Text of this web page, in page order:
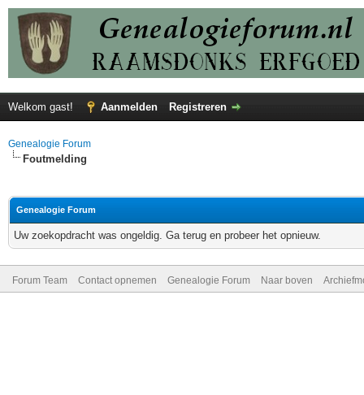
Welkom gast! Aanmelden Registreren
Genealogie Forum
Foutmelding
Genealogie Forum
Uw zoekopdracht was ongeldig. Ga terug en probeer het opnieuw.
Forum Team Contact opnemen Genealogie Forum Naar boven